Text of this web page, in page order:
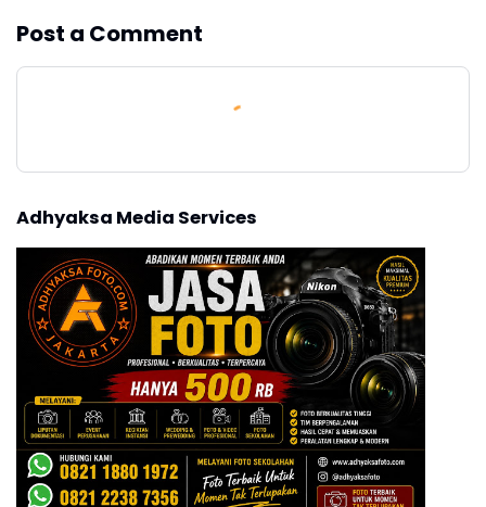
Post a Comment
Adhyaksa Media Services